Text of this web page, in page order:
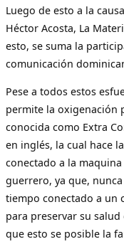
Luego de esto a la
Héctor Acosta, La
esto, se suma la
comunicación
Pese a todos estos
permite la oxigenación
conocida como Extra
en inglés, la cual hace
conectado a la
guerrero, ya que,
tiempo conectado a un
para preservar su
que esto se posible la